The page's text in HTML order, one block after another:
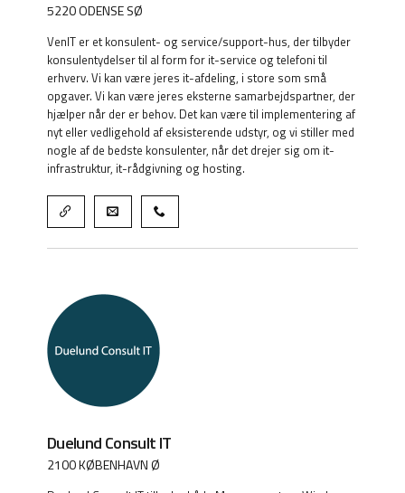
5220 ODENSE SØ
VenIT er et konsulent- og service/support-hus, der tilbyder
konsulentydelser til al form for it-service og telefoni til
erhverv. Vi kan være jeres it-afdeling, i store som små
opgaver. Vi kan være jeres eksterne samarbejdspartner, der
hjælper når der er behov. Det kan være til implementering af
nyt eller vedligehold af eksisterende udstyr, og vi stiller med
nogle af de bedste konsulenter, når det drejer sig om it-
infrastruktur, it-rådgivning og hosting.
Duelund Consult IT
2100 KØBENHAVN Ø